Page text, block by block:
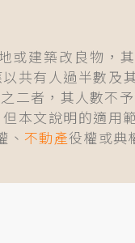
或建築改良物，
以共有人過半數及
二者，其人數不予
本文說明的適用
、 不動產役權或典